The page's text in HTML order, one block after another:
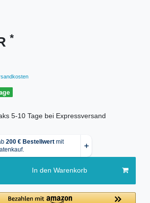
*
5-10 Tage bei Expressversand
In den Warenkorb